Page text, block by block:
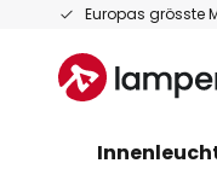
Europas grösste
Zum
springen